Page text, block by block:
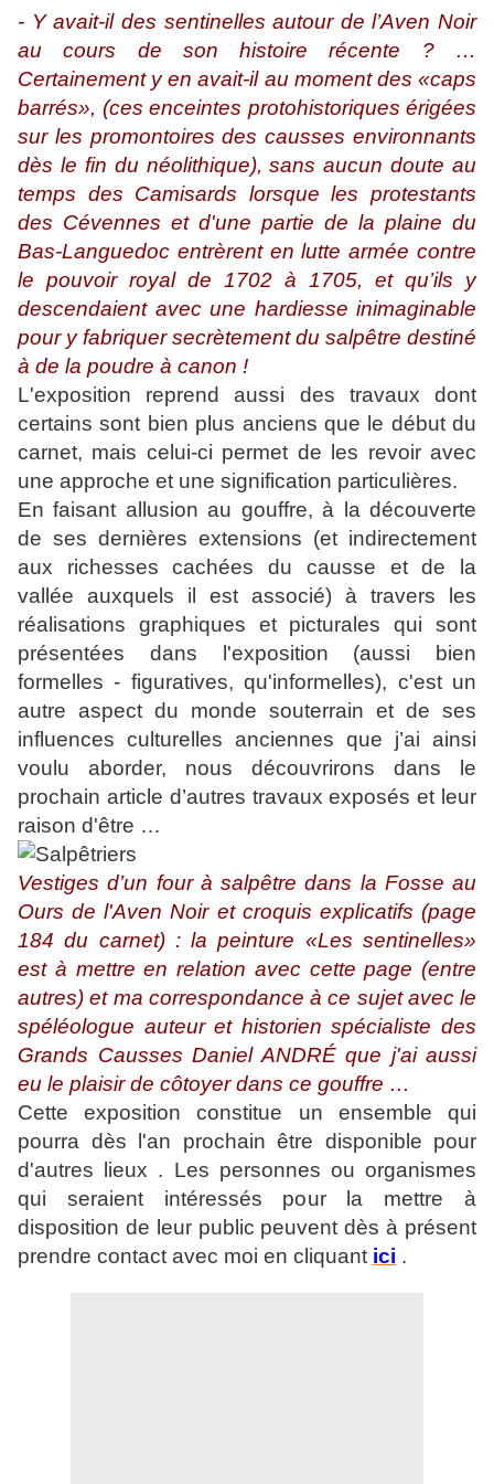
- Y avait-il des sentinelles autour de l’Aven Noir
au cours de son histoire récente ? …
Certainement y en avait-il au moment des «caps
barrés», (ces enceintes protohistoriques érigées
sur les promontoires des causses environnants
dès le fin du néolithique), sans aucun doute au
temps des Camisards lorsque les protestants
des Cévennes et d'une partie de la plaine du
Bas-Languedoc entrèrent en lutte armée contre
le pouvoir royal de 1702 à 1705, et qu’ils y
descendaient avec une hardiesse inimaginable
pour y fabriquer secrètement du salpêtre destiné
à de la poudre à canon !
L'exposition reprend aussi des travaux dont
certains sont bien plus anciens que le début du
carnet, mais celui-ci permet de les revoir avec
une approche et une signification particulières.
En faisant allusion au gouffre, à la découverte
de ses dernières extensions (et indirectement
aux richesses cachées du causse et de la
vallée auxquels il est associé) à travers les
réalisations graphiques et picturales qui sont
présentées dans l'exposition (aussi bien
formelles - figuratives, qu'informelles), c'est un
autre aspect du monde souterrain et de ses
influences culturelles anciennes que j’ai ainsi
voulu aborder, nous découvrirons dans le
prochain article d’autres travaux exposés et leur
raison d'être …
Vestiges d’un four à salpêtre dans la Fosse au
Ours de l'Aven Noir et croquis explicatifs (page
184 du carnet) : la peinture «Les sentinelles»
est à mettre en relation avec cette page (entre
autres) et ma correspondance à ce sujet avec le
spéléologue auteur et historien spécialiste des
Grands Causses Daniel ANDRÉ que j'ai aussi
eu le plaisir de côtoyer dans ce gouffre …
Cette exposition constitue un ensemble qui
pourra dès l'an prochain être disponible pour
d'autres lieux . Les personnes ou organismes
qui seraient intéressés pour la mettre à
disposition de leur public peuvent dès à présent
prendre contact avec moi en cliquant ici .